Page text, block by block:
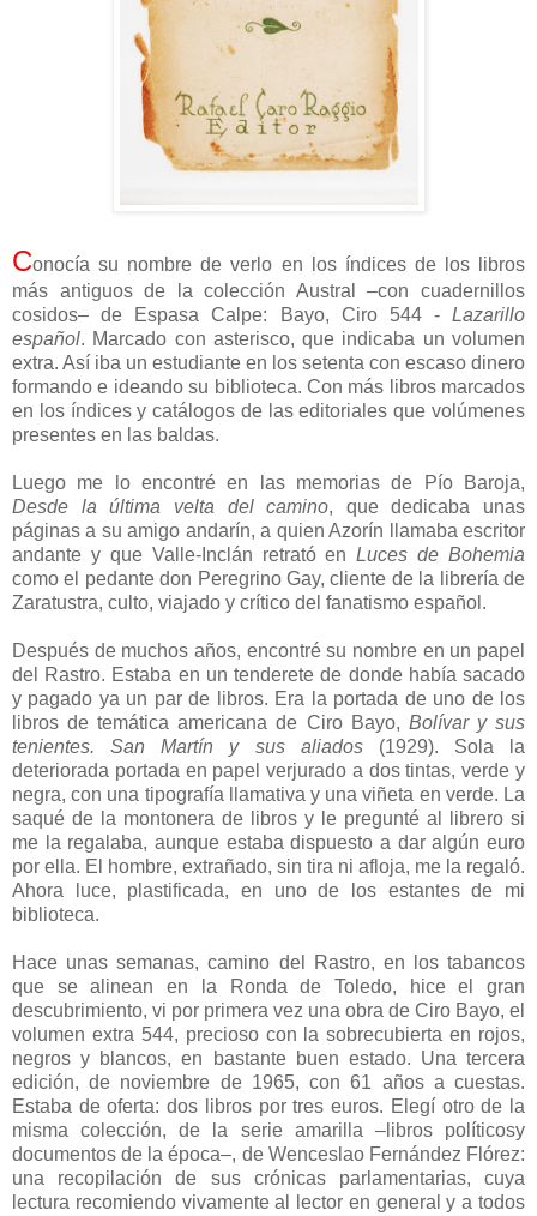
Conocía su nombre de verlo en los índices de los libros
más antiguos de la colección Austral –con cuadernillos
cosidos– de Espasa Calpe: Bayo, Ciro 544 - Lazarillo
español. Marcado con asterisco, que indicaba un volumen
extra. Así iba un estudiante en los setenta con escaso dinero
formando e ideando su biblioteca. Con más libros marcados
en los índices y catálogos de las editoriales que volúmenes
presentes en las baldas.
Luego me lo encontré en las memorias de Pío Baroja,
Desde la última velta del camino, que dedicaba unas
páginas a su amigo andarín, a quien Azorín llamaba escritor
andante y que Valle-Inclán retrató enLuces de Bohemia
como el pedante don Peregrino Gay, cliente de la librería de
Zaratustra, culto, viajado y crítico del fanatismo español.
Después de muchos años, encontré su nombre en un papel
del Rastro. Estaba en un tenderete de donde había sacado
y pagado ya un par de libros. Era la portada de uno de los
libros de temática americana de Ciro Bayo, Bolívar y sus
tenientes. San Martín y sus aliados(1929). Sola la
deteriorada portada en papel verjurado a dos tintas, verde y
negra, con una tipografía llamativa y una viñeta en verde. La
saqué de la montonera de libros y le pregunté al librero si
me la regalaba, aunque estaba dispuesto a dar algún euro
por ella. El hombre, extrañado, sin tira ni afloja, me la regaló.
Ahora luce, plastificada, en uno de los estantes de mi
biblioteca.
Hace unas semanas, camino del Rastro, en los tabancos
que se alinean en la Ronda de Toledo, hice el gran
descubrimiento, vi por primera vez una obra de Ciro Bayo, el
volumen extra 544, precioso con la sobrecubierta en rojos,
negros y blancos, en bastante buen estado. Una tercera
edición, de noviembre de 1965, con 61 años a cuestas.
Estaba de oferta: dos libros por tres euros. Elegí otro de la
misma colección, de la serie amarilla –libros políticosy
documentos de la época–, de Wenceslao Fernández Flórez:
una recopilación de sus crónicas parlamentarias, cuya
lectura recomiendo vivamente al lector en general y a todos